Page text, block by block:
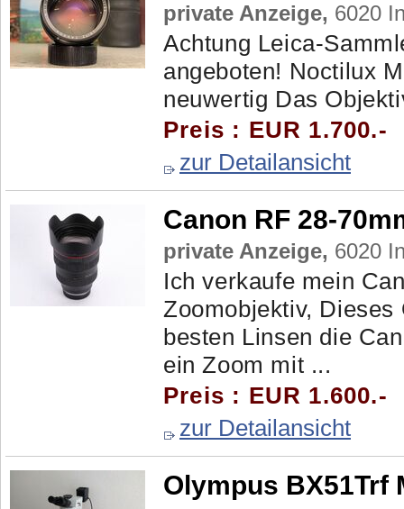
private Anzeige, 6020
Achtung Leica-
angeboten! Noctilux
neuwertig Das
Preis : EUR 1.700.-
zur Detailansicht
Canon RF 28-
private Anzeige, 6020
Ich verkaufe mein
Zoomobjektiv,
besten Linsen die
ein Zoom mit ...
Preis : EUR 1.600.-
zur Detailansicht
Olympus